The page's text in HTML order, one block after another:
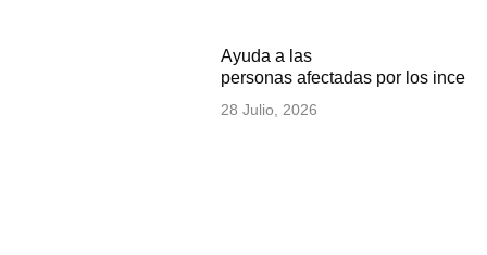
Ayuda a las
personas afectadas por los
28 Julio, 2026